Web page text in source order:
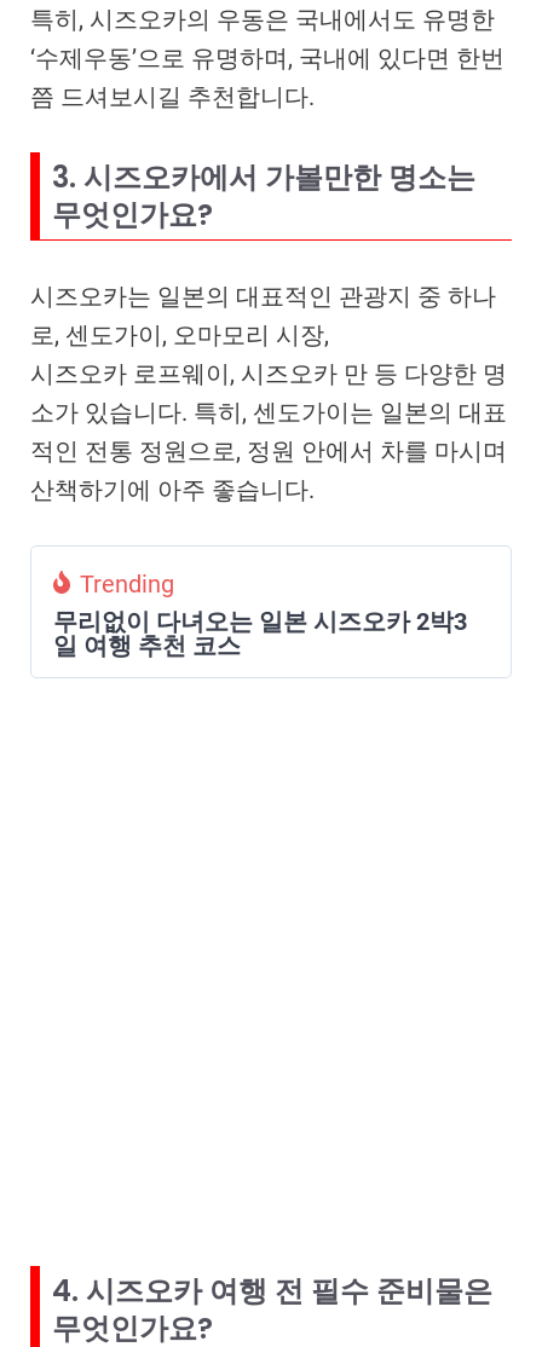
특히, 시즈오카의 우동은 국내에서도 유명한
‘수제우동’으로 유명하며, 국내에 있다면 한번
쯤 드셔보시길 추천합니다.
3. 시즈오카에서 가볼만한 명소는
무엇인가요?
시즈오카는 일본의 대표적인 관광지 중 하나
로, 센도가이, 오마모리 시장,
시즈오카 로프웨이, 시즈오카 만 등 다양한 명
소가 있습니다. 특히, 센도가이는 일본의 대표
적인 전통 정원으로, 정원 안에서 차를 마시며
산책하기에 아주 좋습니다.
Trending
무리없이 다녀오는 일본 시즈오카 2박3
일 여행 추천 코스
4. 시즈오카 여행 전 필수 준비물은
무엇인가요?